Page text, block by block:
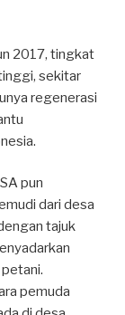
2017, tingkat
sekitar
regenerasi
pun
dari desa
tajuk
pemuda